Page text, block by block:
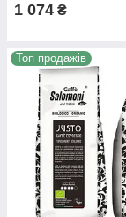
1 074 ₴
Топ продажів